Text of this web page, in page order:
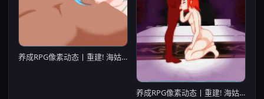
养成RPG像素动态丨重建! 海姑娘水族馆Ver1.21官方中文版丨【20230716】
养成RPG像素动态丨重建! 海姑娘水族馆Ver1.21官方中文版丨【20230715】